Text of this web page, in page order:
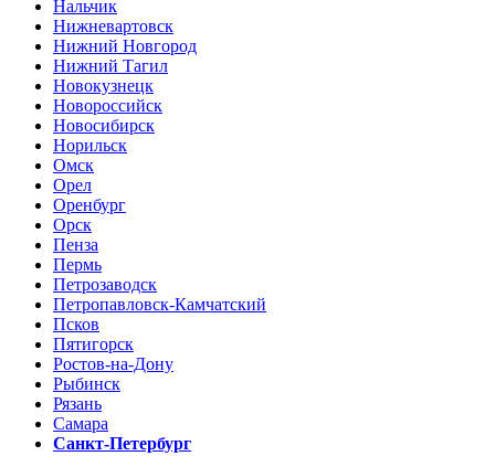
Нальчик
Нижневартовск
Нижний Новгород
Нижний Тагил
Новокузнецк
Новороссийск
Новосибирск
Норильск
Омск
Орел
Оренбург
Орск
Пенза
Пермь
Петрозаводск
Петропавловск-Камчатский
Псков
Пятигорск
Ростов-на-Дону
Рыбинск
Рязань
Самара
Санкт-Петербург